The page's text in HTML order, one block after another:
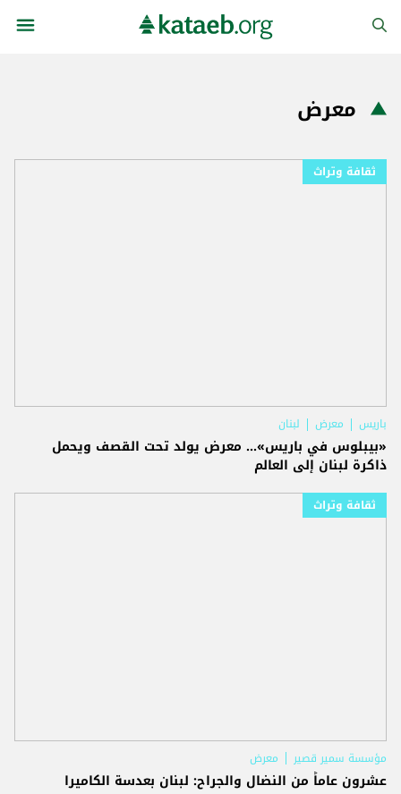
معرض
ثقافة وتراث
باريس معرض لبنان
«بيبلوس في باريس»... معرض يولد تحت القصف ويحمل
ذاكرة لبنان إلى العالم
ثقافة وتراث
مؤسسة سمير قصير معرض
عشرون عاماً من النضال والجراح: لبنان بعدسة الكاميرا